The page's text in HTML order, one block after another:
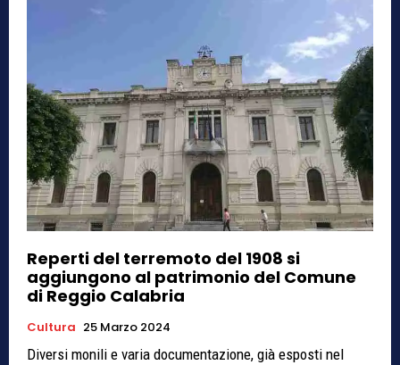
Reperti del terremoto del 1908 si
aggiungono al patrimonio del Comune
di Reggio Calabria
Cultura 25 Marzo 2024
Diversi monili e varia documentazione, già esposti nel